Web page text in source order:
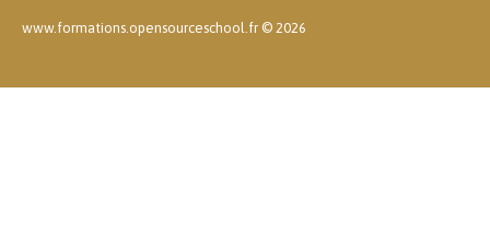
www.formations.opensourceschool.fr © 2026